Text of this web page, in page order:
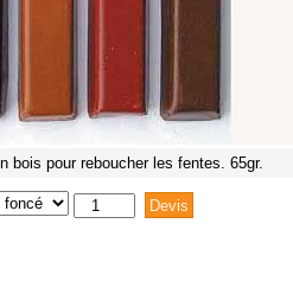
bois pour reboucher les fentes. 65gr.